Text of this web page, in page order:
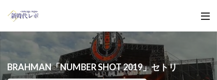
BRAHMAN「NUMBER SHOT 2019」セトリ